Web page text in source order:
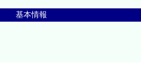
基本情報